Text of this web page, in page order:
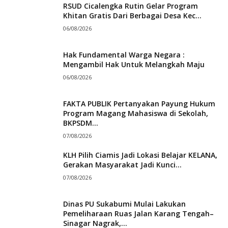
03:00
02.07 Hati-Hati! Rumah Anda Tak Bisa Dilelang Kalau
Sertifikat Aslinya Hilang, Ini Prosedur Hukumnya
02.06 Bank Tak Bisa Sembarang Lelang! Bedanya
Parate Eksekusi dan Eksekusi Pengadilan #hukum
02:52
02:57
02.04 Ternyata Bukan Bank Inilah Peran KPKNL & DJKN
yang Bisa Gagalkan Lelang Rumah Anda #hukum
Hukum yang Harus Kamu Tahu Sebelum Terlambat
#hukum
02:58
02.02 Waspada Ini 7 Syarat Penting Sebelum Rumah
02.01 Jangan Panik! Ini Dasar Hukum Eksekusi Rumah
dan Cara Melindungi Hak Anda dari Lelang Bank
02:55
RSUD Cicalengka Rutin Gelar Program
Khitan Gratis Dari Berbagai Desa Kec...
06/08/2026
Hak Fundamental Warga Negara :
Mengambil Hak Untuk Melangkah Maju
06/08/2026
FAKTA PUBLIK Pertanyakan Payung Hukum
Program Magang Mahasiswa di Sekolah,
BKPSDM...
07/08/2026
KLH Pilih Ciamis Jadi Lokasi Belajar KELANA,
Gerakan Masyarakat Jadi Kunci...
07/08/2026
Dinas PU Sukabumi Mulai Lakukan
Pemeliharaan Ruas Jalan Karang Tengah–
Sinagar Nagrak,...